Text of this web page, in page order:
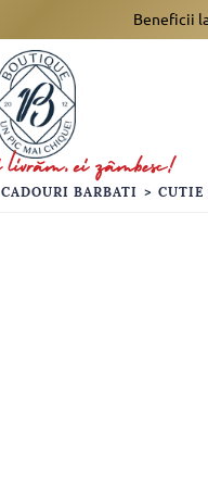
Beneficii
CADOURI BARBATI > CUTIE